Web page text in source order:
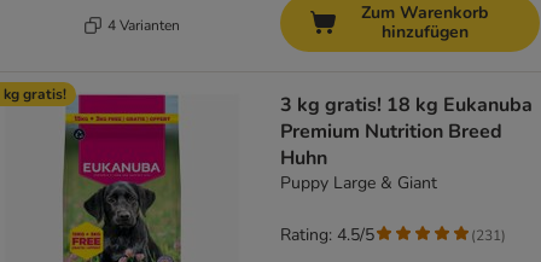
4 Varianten
Zum Warenkorb
hinzufügen
kg gratis!
3 kg gratis! 18 kg Eukanuba
Premium Nutrition Breed
Huhn
Puppy Large & Giant
Rating: 4.5/5 (231)